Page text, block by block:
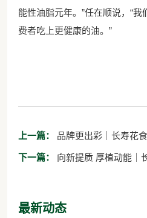
能性油脂元年。”任在顺说，“
费者吃上更健康的油。”
上一篇：
“产品品牌”榜单
下一篇：
最新动态